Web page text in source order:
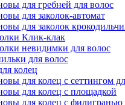
для гребней для волос
для заколок-автомат
для заколок
Клик-клак
невидимки для волос
для волос
колец
для колец с сеттингом
для колец с площадкой
для колец с филигранью